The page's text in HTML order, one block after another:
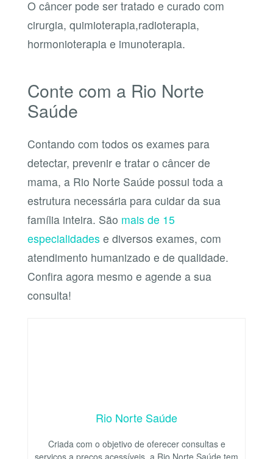
O câncer pode ser tratado e curado com
cirurgia, quimioterapia,radioterapia,
hormonioterapia e imunoterapia.
Conte com a Rio Norte
Saúde
Contando com todos os exames para
detectar, prevenir e tratar o câncer de
mama, a Rio Norte Saúde possui toda a
estrutura necessária para cuidar da sua
família inteira. São mais de 15
especialidades e diversos exames, com
atendimento humanizado e de qualidade.
Confira agora mesmo e agende a sua
consulta!
Rio Norte Saúde
Criada com o objetivo de oferecer consultas e